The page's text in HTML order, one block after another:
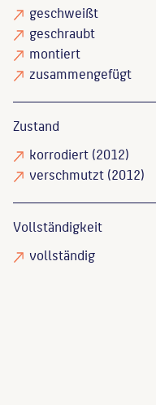
geschweißt
geschraubt
montiert
zusammengefügt
Zustand
korrodiert(2012)
verschmutzt(2012)
Vollständigkeit
vollständig